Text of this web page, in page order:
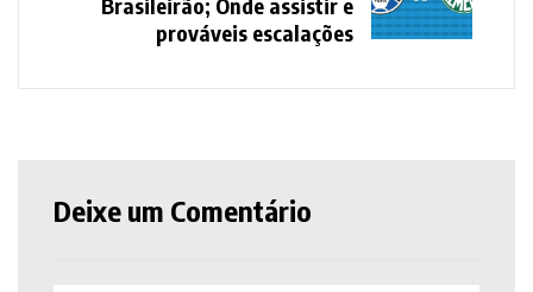
Brasileirão; Onde assistir e
prováveis escalações
Deixe um Comentário